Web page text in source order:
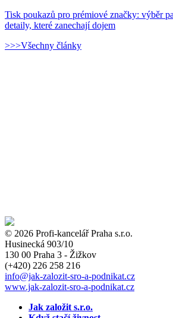
Tisk poukazů pro prémiové značky: výběr
detaily, které zanechají dojem
>>>Všechny články
© 2026 Profi-kancelář Praha s.r.o.
Husinecká 903/10
130 00 Praha 3 - Žižkov
(+420) 226 258 216
info@jak-zalozit-sro-a-podnikat.cz
www.jak-zalozit-sro-a-podnikat.cz
Jak založit s.r.o.